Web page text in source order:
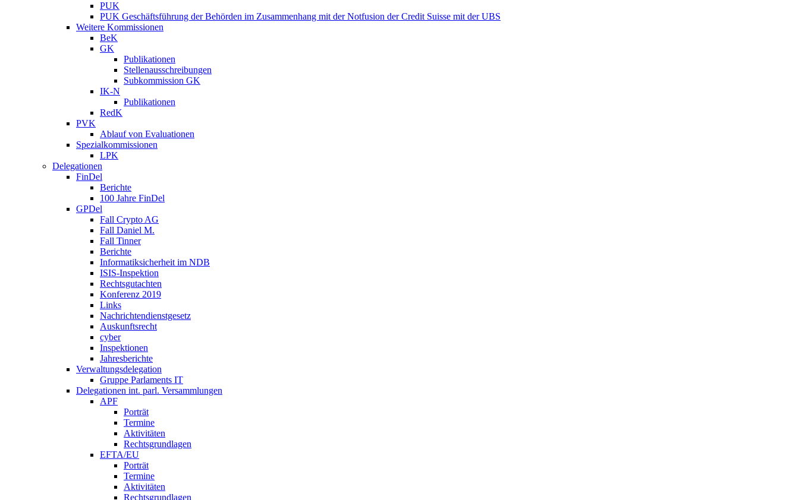
PUK
PUK Geschäftsführung der Behörden im Zusammenhang mit der Notfusion der Credit Suisse mit der UBS
Weitere Kommissionen
BeK
GK
Publikationen
Stellenausschreibungen
Subkommission GK
IK-N
Publikationen
RedK
PVK
Ablauf von Evaluationen
Spezialkommissionen
LPK
Delegationen
FinDel
Berichte
100 Jahre FinDel
GPDel
Fall Crypto AG
Fall Daniel M.
Fall Tinner
Berichte
Informatiksicherheit ­im NDB
ISIS-Inspektion
Rechtsgutachten
Konferenz 2019
Links
Nachrichtendienstgesetz
Auskunftsrecht
cyber
Inspektionen
Jahresberichte
Verwaltungsdelegation
Gruppe Parlaments IT
Delegationen int. parl. Versammlungen
APF
Porträt
Termine
Aktivitäten
Rechtsgrundlagen
EFTA/EU
Porträt
Termine
Aktivitäten
Rechtsgrundlagen